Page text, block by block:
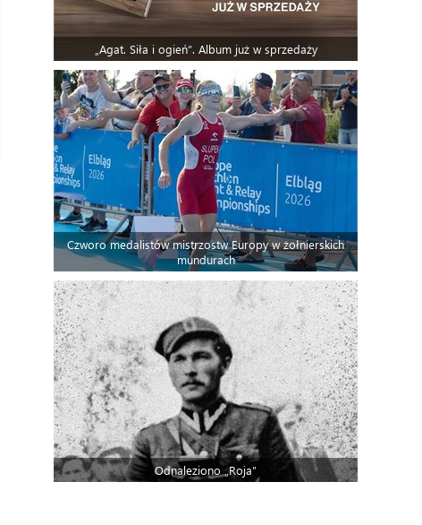
„Agat. Siła i ogień”. Album już w sprzedaży
Czworo medalistów mistrzostw Europy w żołnierskich
mundurach
Odnaleziono „Roja”